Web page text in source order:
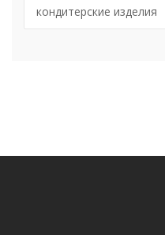
кондитерские изделия